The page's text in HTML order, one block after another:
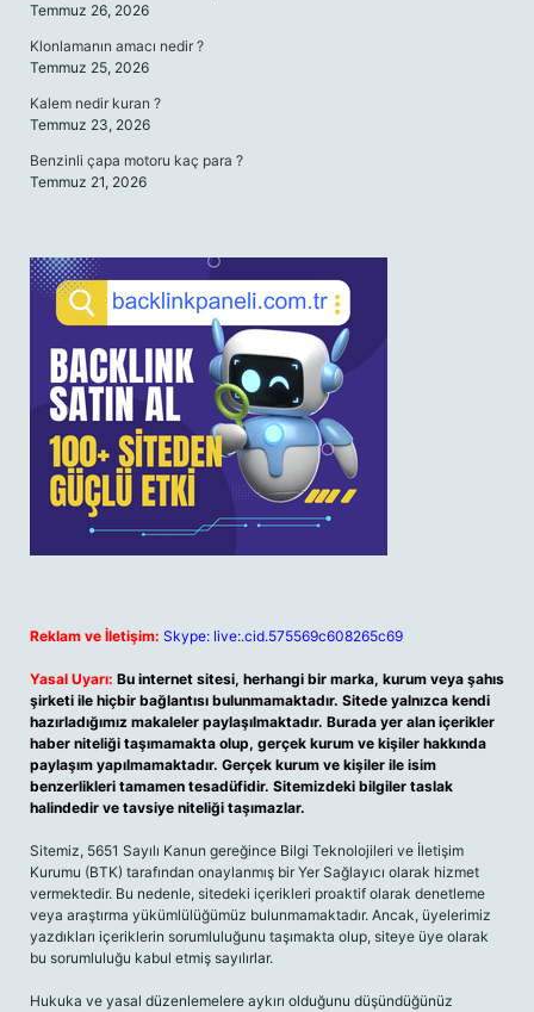
Temmuz 26, 2026
Klonlamanın amacı nedir ?
Temmuz 25, 2026
Kalem nedir kuran ?
Temmuz 23, 2026
Benzinli çapa motoru kaç para ?
Temmuz 21, 2026
Reklam ve İletişim: Skype: live:.cid.575569c608265c69
Yasal Uyarı: Bu internet sitesi, herhangi bir marka, kurum veya şahıs
şirketi ile hiçbir bağlantısı bulunmamaktadır. Sitede yalnızca kendi
hazırladığımız makaleler paylaşılmaktadır. Burada yer alan içerikler
haber niteliği taşımamakta olup, gerçek kurum ve kişiler hakkında
paylaşım yapılmamaktadır. Gerçek kurum ve kişiler ile isim
benzerlikleri tamamen tesadüfidir. Sitemizdeki bilgiler taslak
halindedir ve tavsiye niteliği taşımazlar.
Sitemiz, 5651 Sayılı Kanun gereğince Bilgi Teknolojileri ve İletişim
Kurumu (BTK) tarafından onaylanmış bir Yer Sağlayıcı olarak hizmet
vermektedir. Bu nedenle, sitedeki içerikleri proaktif olarak denetleme
veya araştırma yükümlülüğümüz bulunmamaktadır. Ancak, üyelerimiz
yazdıkları içeriklerin sorumluluğunu taşımakta olup, siteye üye olarak
bu sorumluluğu kabul etmiş sayılırlar.
Hukuka ve yasal düzenlemelere aykırı olduğunu düşündüğünüz